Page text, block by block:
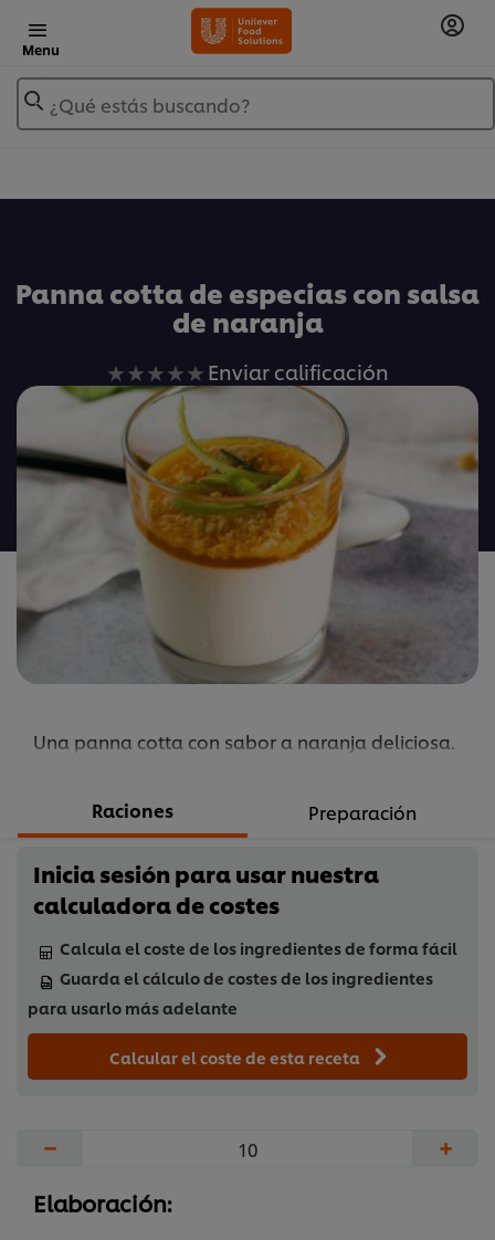
Menu
¿Qué estás buscando?
Panna cotta de especias con salsa
de naranja
No
han
enviado
calificaciones
para
este
recipe
Enviar calificación
Una panna cotta con sabor a naranja deliciosa.
Raciones Preparación
Inicia sesión para usar nuestra
calculadora de costes
Calcula el coste de los ingredientes de forma fácil
Guarda el cálculo de costes de los ingredientes
para usarlo más adelante
Calcular el coste de esta receta
− +
Elaboración: